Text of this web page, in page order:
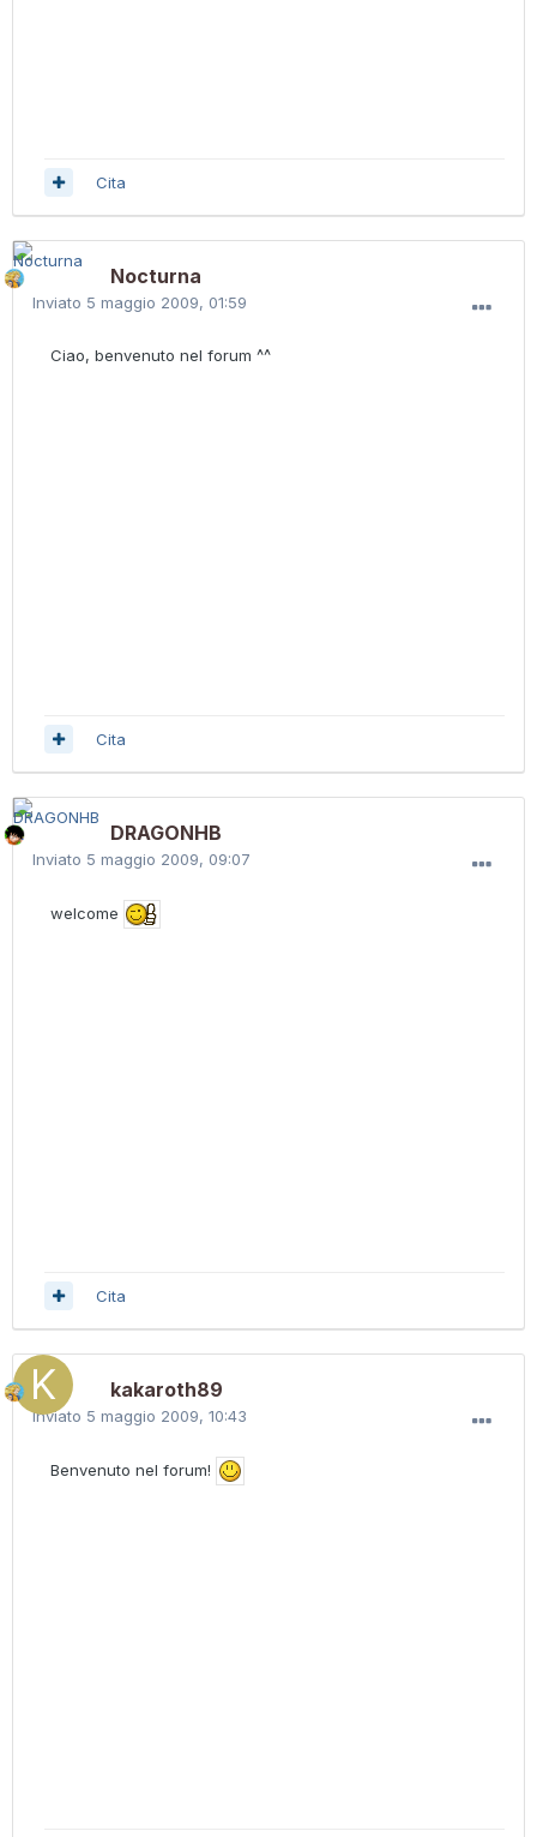
Cita
Nocturna
Inviato 5 maggio 2009, 01:59
Ciao, benvenuto nel forum ^^
Cita
DRAGONHB
Inviato 5 maggio 2009, 09:07
welcome
Cita
kakaroth89
Inviato 5 maggio 2009, 10:43
Benvenuto nel forum!